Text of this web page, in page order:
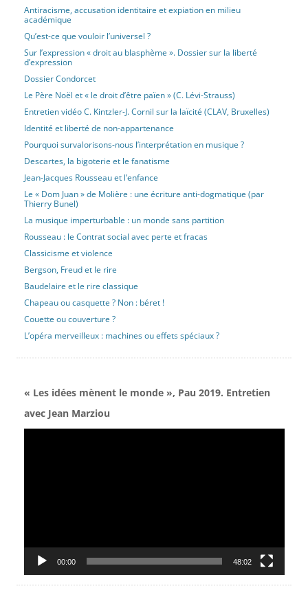
Antiracisme, accusation identitaire et expiation en milieu
académique
Qu’est-ce que vouloir l’universel ?
Sur l’expression « droit au blasphème ». Dossier sur la liberté
d’expression
Dossier Condorcet
Le Père Noël et « le droit d’être païen » (C. Lévi-Strauss)
Entretien vidéo C. Kintzler-J. Cornil sur la laïcité (CLAV, Bruxelles)
Identité et liberté de non-appartenance
Pourquoi survalorisons-nous l’interprétation en musique ?
Descartes, la bigoterie et le fanatisme
Jean-Jacques Rousseau et l’enfance
Le « Dom Juan » de Molière : une écriture anti-dogmatique (par
Thierry Bunel)
La musique imperturbable : un monde sans partition
Rousseau : le Contrat social avec perte et fracas
Classicisme et violence
Bergson, Freud et le rire
Baudelaire et le rire classique
Chapeau ou casquette ? Non : béret !
Couette ou couverture ?
L’opéra merveilleux : machines ou effets spéciaux ?
« Les idées mènent le monde », Pau 2019. Entretien
avec Jean Marziou
Lecteur
00:00 48:02